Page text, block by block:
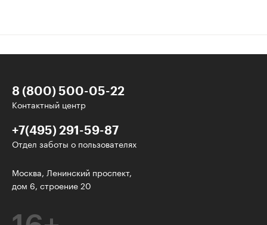
8 (800) 500-05-22
Контактный центр
+7(495) 291-59-87
Отдел заботы о пользователях
Москва, Ленинский проспект,
дом 6, строение 20
Интересное - на почту!
Выберите тему рассылки